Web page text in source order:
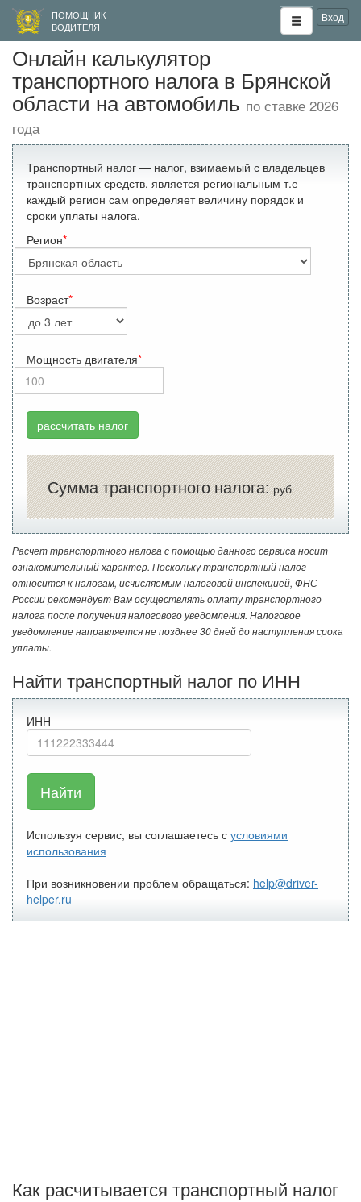
ПОМОЩНИК
ВОДИТЕЛЯ
Вход
Онлайн калькулятор
транспортного налога в Брянской
области на автомобиль по ставке 2026
года
Транспортный налог — налог, взимаемый с владельцев
транспортных средств, является региональным т.е
каждый регион сам определяет величину порядок и
сроки уплаты налога.
Регион
Возраст
Мощность двигателя
рассчитать налог
Сумма транспортного налога:руб
Расчет транспортного налога с помощью данного сервиса носит
ознакомительный характер. Поскольку транспортный налог
относится к налогам, исчисляемым налоговой инспекцией, ФНС
России рекомендует Вам осуществлять оплату транспортного
налога после получения налогового уведомления. Налоговое
уведомление направляется не позднее 30 дней до наступления срока
уплаты.
Найти транспортный налог по ИНН
ИНН
Найти
Используя сервис, вы соглашаетесь с условиями
использования
При возникновении проблем обращаться: help@driver-
helper.ru
Как расчитывается транспортный налог